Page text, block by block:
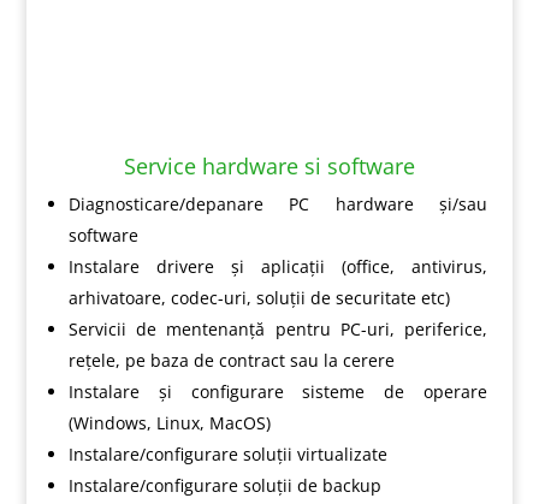
Service hardware si software
Diagnosticare/depanare PC hardware și/sau
software
Instalare drivere și aplicații (office, antivirus,
arhivatoare, codec-uri, soluții de securitate etc)
Servicii de mentenanță pentru PC-uri, periferice,
rețele, pe baza de contract sau la cerere
Instalare și configurare sisteme de operare
(Windows, Linux, MacOS)
Instalare/configurare soluții virtualizate
Instalare/configurare soluții de backup